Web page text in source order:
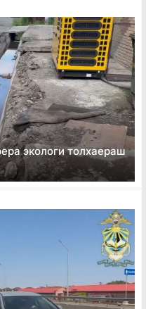
экологи толхаераш